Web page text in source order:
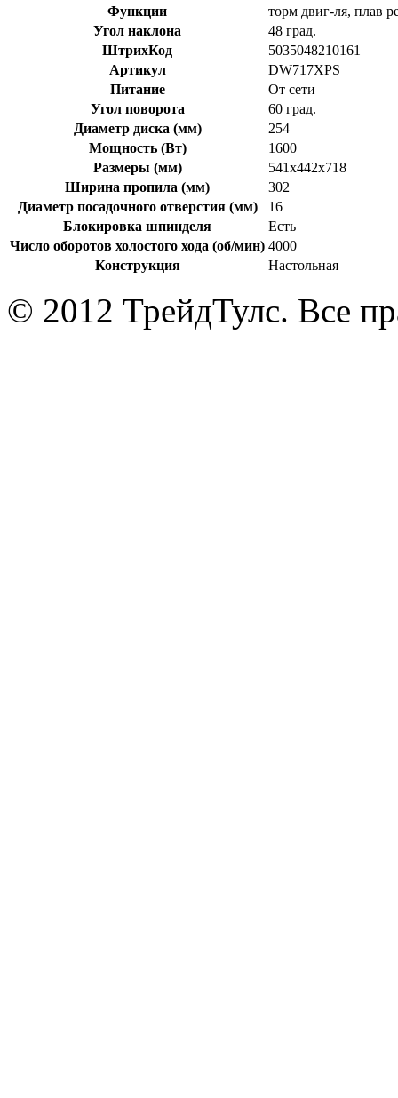
Функции
торм двиг-ля, плав
Угол наклона
48 град.
ШтрихКод
5035048210161
Артикул
DW717XPS
Питание
От сети
Угол поворота
60 град.
Диаметр диска (мм)
254
Мощность (Вт)
1600
Размеры (мм)
541x442x718
Ширина пропила (мм)
302
Диаметр посадочного отверстия (мм)
16
Блокировка шпинделя
Есть
Число оборотов холостого хода (об/мин) 4000
Конструкция
Настольная
© 2012 ТрейдТулс. Все